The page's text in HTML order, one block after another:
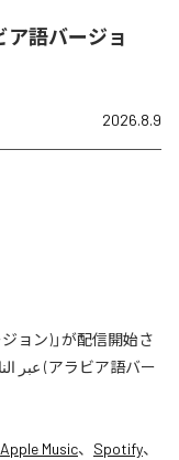
2026.8.9
Apple Music、 Spotify、